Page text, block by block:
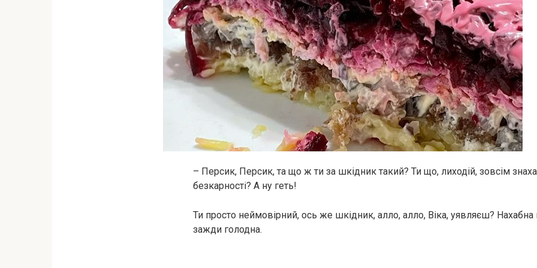
– Персик, Персик, та що ж ти за шкідник такий? Ти що, лиходій, зовсім
безкарності? А ну геть!
Ти просто неймовірний, ось же шкідник, алло, алло, Віка, уявляєш? Нахабна
зажди голодна.